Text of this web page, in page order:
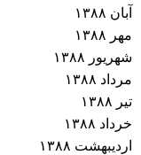
آبان ۱۳۸۸
مهر ۱۳۸۸
شهریور ۱۳۸۸
مرداد ۱۳۸۸
تیر ۱۳۸۸
خرداد ۱۳۸۸
اردیبهشت ۱۳۸۸